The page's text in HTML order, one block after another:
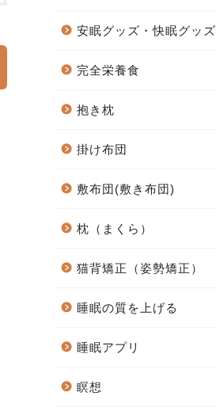
安眠グッズ・快眠グッズ
完全栄養食
抱き枕
掛け布団
敷布団(敷き布団)
枕（まくら）
猫背矯正（姿勢矯正）
睡眠の質を上げる
睡眠アプリ
瞑想